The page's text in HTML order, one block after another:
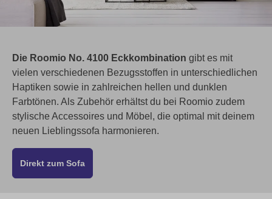
Die Roomio No. 4100 Eckkombination gibt es mit
vielen verschiedenen Bezugsstoffen in unterschiedlichen
Haptiken sowie in zahlreichen hellen und dunklen
Farbtönen. Als Zubehör erhältst du bei Roomio zudem
stylische Accessoires und Möbel, die optimal mit deinem
neuen Lieblingssofa harmonieren.
Direkt zum Sofa